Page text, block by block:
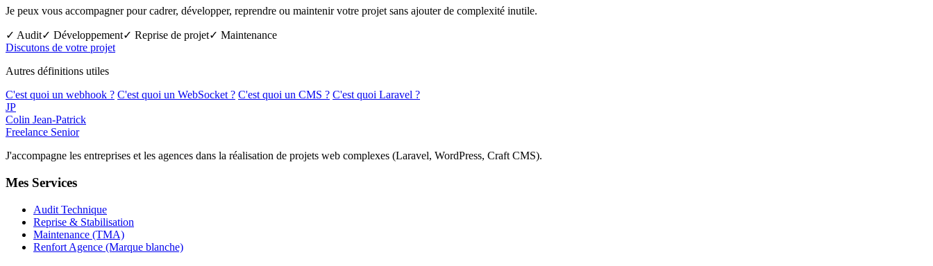
Je peux vous accompagner pour cadrer, développer, reprendre ou maintenir votre projet sans ajouter de complexité inutile.
✓ Audit✓ Développement✓ Reprise de projet✓ Maintenance
Discutons de votre projet
Autres définitions utiles
C'est quoi un webhook ? C'est quoi un WebSocket ? C'est quoi un CMS ? C'est quoi Laravel ?
JP
Colin Jean-Patrick
Freelance Senior
J'accompagne les entreprises et les agences dans la réalisation de projets web complexes (Laravel, WordPress, Craft CMS).
Mes Services
Audit Technique
Reprise & Stabilisation
Maintenance (TMA)
Renfort Agence (Marque blanche)